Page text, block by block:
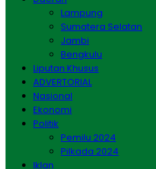
Lampung
Sumatera Selatan
Jambi
Bengkulu
Liputan Khusus
ADVERTORIAL
Nasional
Ekonomi
Politik
Pemilu 2024
Pilkada 2024
Iklan